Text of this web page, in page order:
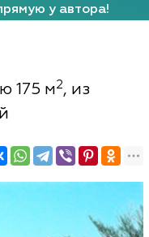
у автора!
175 м2, из